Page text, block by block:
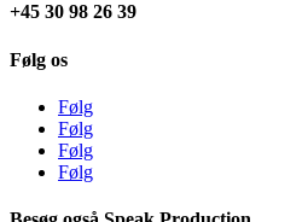
+45 30 98 26 39
Følg os
Følg
Følg
Følg
Følg